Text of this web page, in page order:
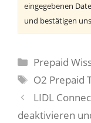
eingegebenen
und bestätigen
Kategorien
Prepaid
O2 Prepaid
LIDL
deaktivieren